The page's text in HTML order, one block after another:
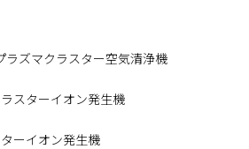
ズマクラスター空気清浄機
スターイオン発生機
ーイオン発生機